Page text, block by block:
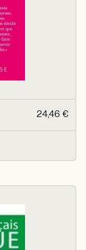
24,46 €